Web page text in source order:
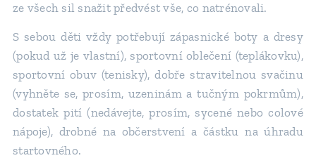
ze všech sil snažit předvést vše, co natrénovali.
S sebou děti vždy potřebují zápasnické boty a dresy
(pokud už je vlastní), sportovní oblečení (teplákovku),
sportovní obuv (tenisky), dobře stravitelnou svačinu
(vyhněte se, prosím, uzeninám a tučným pokrmům),
dostatek pití (nedávejte, prosím, sycené nebo colové
nápoje), drobné na občerstvení a částku na úhradu
startovného.